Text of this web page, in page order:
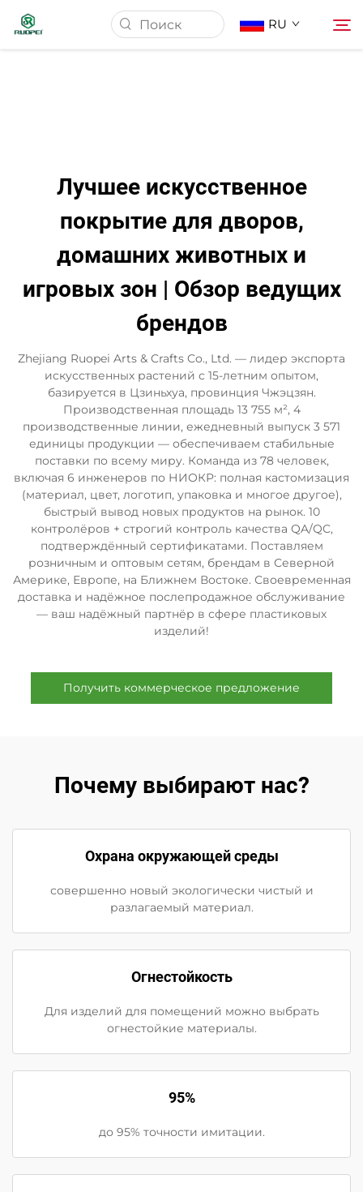
RU
Новости
Скачать
Контакт
Лучшее искусственное
покрытие для дворов,
домашних животных и
игровых зон | Обзор ведущих
брендов
Zhejiang Ruopei Arts & Crafts Co., Ltd. — лидер экспорта
искусственных растений с 15-летним опытом,
базируется в Цзиньхуа, провинция Чжэцзян.
Производственная площадь 13 755 м², 4
производственные линии, ежедневный выпуск 3 571
единицы продукции — обеспечиваем стабильные
поставки по всему миру. Команда из 78 человек,
включая 6 инженеров по НИОКР: полная кастомизация
(материал, цвет, логотип, упаковка и многое другое),
быстрый вывод новых продуктов на рынок. 10
контролёров + строгий контроль качества QA/QC,
подтверждённый сертификатами. Поставляем
розничным и оптовым сетям, брендам в Северной
Америке, Европе, на Ближнем Востоке. Своевременная
доставка и надёжное послепродажное обслуживание
— ваш надёжный партнёр в сфере пластиковых
изделий!
Получить коммерческое предложение
Почему выбирают нас?
Охрана окружающей среды
совершенно новый экологически чистый и
разлагаемый материал.
Огнестойкость
Для изделий для помещений можно выбрать
огнестойкие материалы.
95%
до 95% точности имитации.